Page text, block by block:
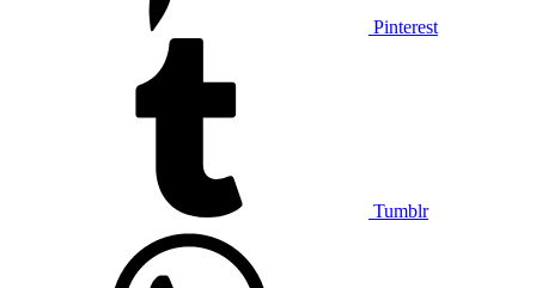
Pinterest
Tumblr